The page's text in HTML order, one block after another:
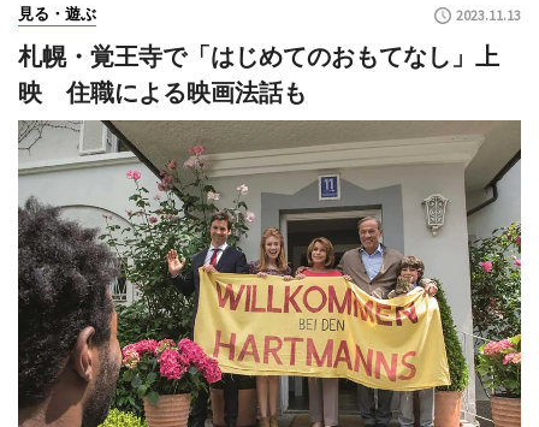
見る・遊ぶ 2023.11.13
札幌・覚王寺で「はじめてのおもてなし」上
映 住職による映画法話も